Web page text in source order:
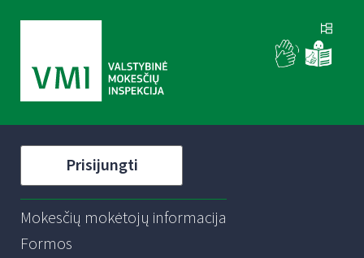
Prisijungti
Mokesčių mokėtojų informacija
Formos